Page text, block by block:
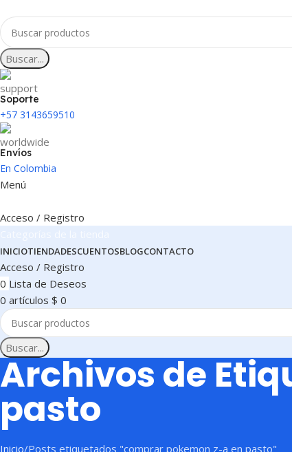
Buscar...
Soporte
+57 3143659510
Envíos
En Colombia
Menú
Acceso / Registro
INICIOTIENDADESCUENTOSBLOGCONTACTO
Acceso / Registro
0 Lista de Deseos
0 artículos $ 0
Buscar...
Archivos de
pasto
Inicio Posts etiquetados "comprar pokemon z-a en pasto"